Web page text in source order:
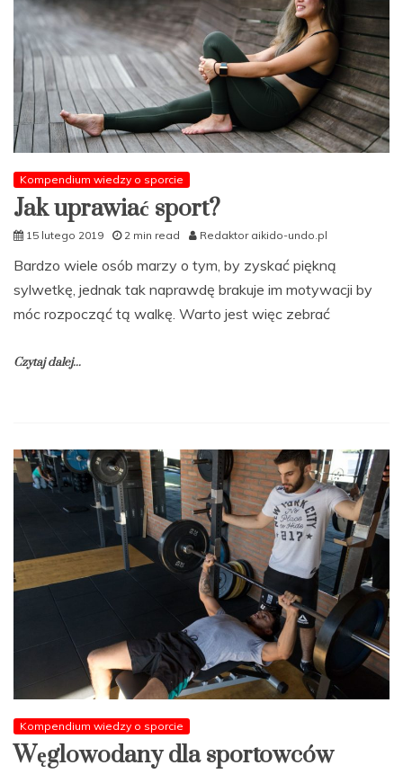
Kompendium wiedzy o sporcie
Jak uprawiać sport?
15 lutego 2019 2 min read Redaktor aikido-undo.pl
Bardzo wiele osób marzy o tym, by zyskać piękną
sylwetkę, jednak tak naprawdę brakuje im motywacji by
móc rozpocząć tą walkę. Warto jest więc zebrać
Czytaj dalej...
Kompendium wiedzy o sporcie
Węglowodany dla sportowców